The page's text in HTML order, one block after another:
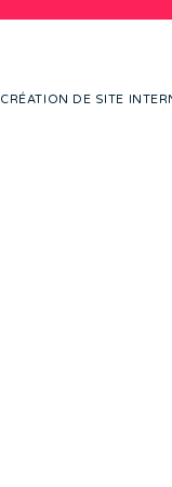
CRÉATION DE SITE